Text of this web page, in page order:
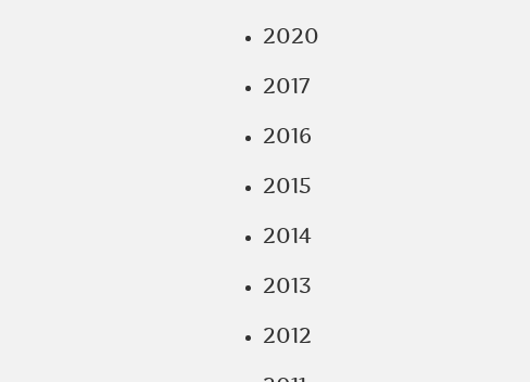
2020
2017
2016
2015
2014
2013
2012